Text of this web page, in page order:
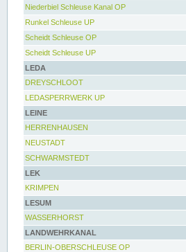
Niederbiel Schleuse Kanal OP
Runkel Schleuse UP
Scheidt Schleuse OP
Scheidt Schleuse UP
LEDA
DREYSCHLOOT
LEDASPERRWERK UP
LEINE
HERRENHAUSEN
NEUSTADT
SCHWARMSTEDT
LEK
KRIMPEN
LESUM
WASSERHORST
LANDWEHRKANAL
BERLIN-OBERSCHLEUSE OP